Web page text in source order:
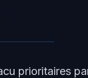
prioritaires